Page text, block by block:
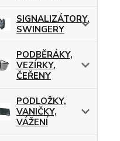
SIGNALIZÁTORY,
SWINGERY
PODBĚRÁKY,
VEZÍRKY,
ČEŘENY
PODLOŽKY,
VANIČKY,
VÁŽENÍ